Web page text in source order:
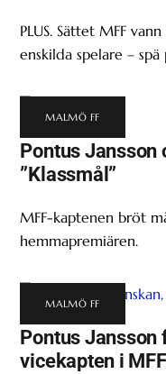
PLUS. Sättet MFF
enskilda spelare –
MALMÖ FF
Pontus Jansson
”Klassmål”
MFF-kaptenen bröt
hemmapremiären.
MALMÖ FF
Pontus
vicekapten i